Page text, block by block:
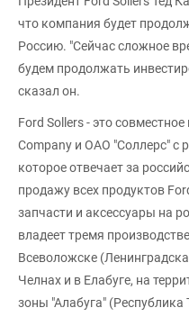
что компания будет
Россию. "Сейчас сложное
будем продолжать
сказал он.
Ford Sollers - это
Company и ОАО "Соллерс" c
которое отвечает за
продажу всех продуктов
запчасти и аксессуары на
владеет тремя
Всеволожске
Челнах и в Елабуге, на
зоны "Алабуга" (Республика